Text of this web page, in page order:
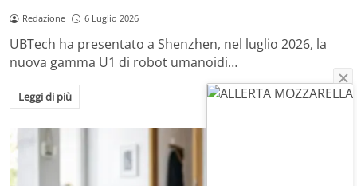
Redazione 6 Luglio 2026
UBTech ha presentato a Shenzhen, nel luglio 2026, la
nuova gamma U1 di robot umanoidi…
Leggi di più